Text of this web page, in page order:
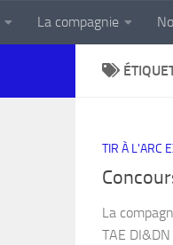
La compagnie
TIR À L'ARC
La
TAE